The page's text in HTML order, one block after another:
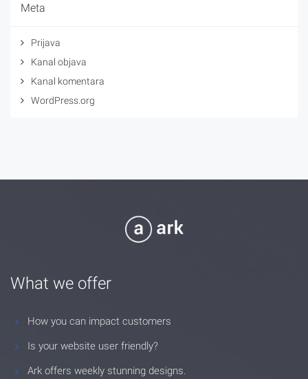
Meta
Prijava
Kanal objava
Kanal komentara
WordPress.org
What we offer
How you can impact customers
Is your website user friendly?
Ark offers weekly stunning designs.